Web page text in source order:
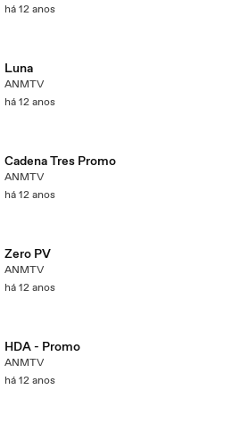
há 12 anos
Luna
ANMTV
há 12 anos
Cadena Tres Promo
ANMTV
há 12 anos
Zero PV
ANMTV
há 12 anos
HDA - Promo
ANMTV
há 12 anos